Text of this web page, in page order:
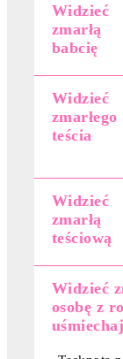
Widzieć
zmarłą
babcię
Widzieć
zmarłego
teścia
Widzieć
zmarłą
teściową
Widzieć
osobę z